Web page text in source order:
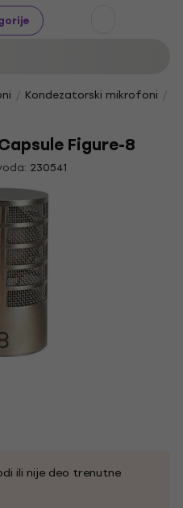
Kondezatorski mikrofoni
Figure-8
230541
ili nije deo trenutne